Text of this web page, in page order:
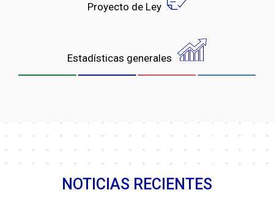
Proyecto de Ley
Estadísticas generales
NOTICIAS RECIENTES